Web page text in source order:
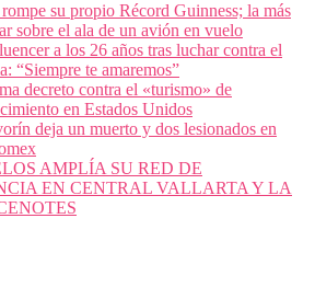
su propio Récord Guinness; la más
sobre el ala de un avión en vuelo
a los 26 años tras luchar contra el
“Siempre te amaremos”
decreto contra el «turismo» de
en Estados Unidos
deja un muerto y dos lesionados en
AMPLÍA SU RED DE
EN CENTRAL VALLARTA Y LA